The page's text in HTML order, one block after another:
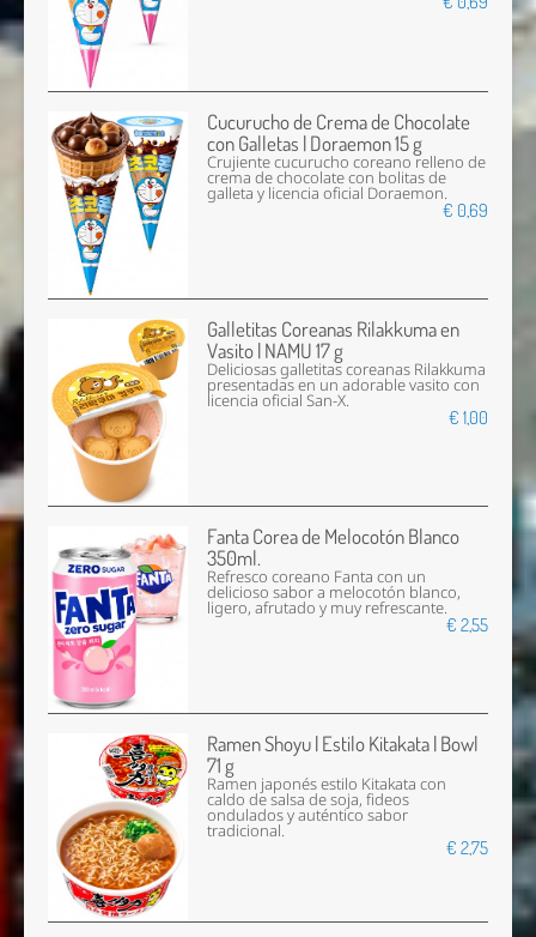
Cucurucho de Crema de Chocolate
con Galletas | Doraemon 15 g
Crujiente cucurucho coreano relleno de
crema de chocolate con bolitas de
galleta y licencia oficial Doraemon.
€ 0,69
Galletitas Coreanas Rilakkuma en
Vasito | NAMU 17 g
Deliciosas galletitas coreanas Rilakkuma
presentadas en un adorable vasito con
licencia oficial San-X.
€ 1,00
Fanta Corea de Melocotón Blanco
350ml.
Refresco coreano Fanta con un
delicioso sabor a melocotón blanco,
ligero, afrutado y muy refrescante.
€ 2,55
Ramen Shoyu | Estilo Kitakata | Bowl
71 g
Ramen japonés estilo Kitakata con
caldo de salsa de soja, fideos
ondulados y auténtico sabor
tradicional.
€ 2,75